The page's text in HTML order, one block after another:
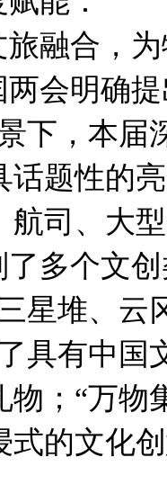
融合，为
会明确提
下，本届
话题性的
航司、大
个文创
星堆、云
具有中
物；“万物
式的文化